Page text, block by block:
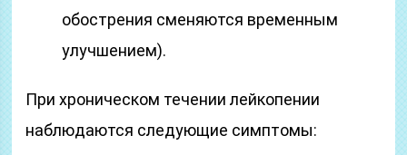
обострения сменяются временным
улучшением).
При хроническом течении лейкопении
наблюдаются следующие симптомы: